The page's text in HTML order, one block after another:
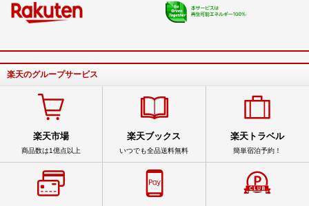
楽天のグループサービス
楽天市場
商品数は1億点以上
楽天ブックス
いつでも全品送料無料
楽天トラベル
簡単宿泊予約！